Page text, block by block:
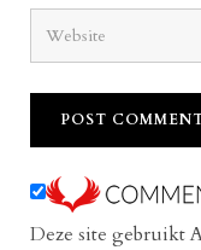
Deze site gebruikt